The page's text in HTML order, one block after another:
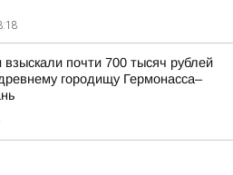
почти 700 тысяч рублей
городищу Гермонасса–